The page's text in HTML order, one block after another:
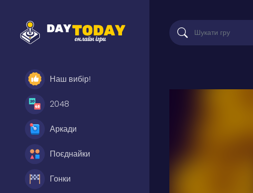
Наш вибір!
2048
Аркади
Поєднайки
Гонки